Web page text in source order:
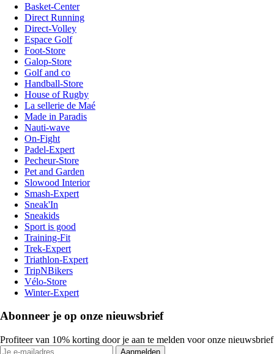
Basket-Center
Direct Running
Direct-Volley
Espace Golf
Foot-Store
Galop-Store
Golf and co
Handball-Store
House of Rugby
La sellerie de Maé
Made in Paradis
Nauti-wave
On-Fight
Padel-Expert
Pecheur-Store
Pet and Garden
Slowood Interior
Smash-Expert
Sneak'In
Sneakids
Sport is good
Training-Fit
Trek-Expert
Triathlon-Expert
TripNBikers
Vélo-Store
Winter-Expert
Abonneer je op onze nieuwsbrief
Profiteer van 10% korting door je aan te melden voor onze nieuwsbrief
Aanmelden